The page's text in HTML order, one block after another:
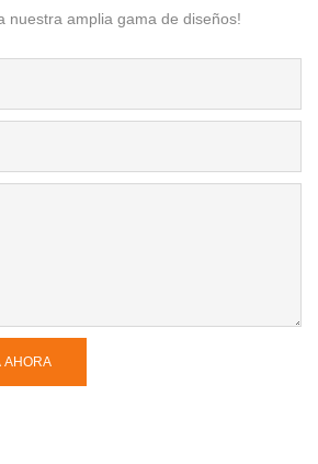
nuestra amplia gama de diseños!
AHORA